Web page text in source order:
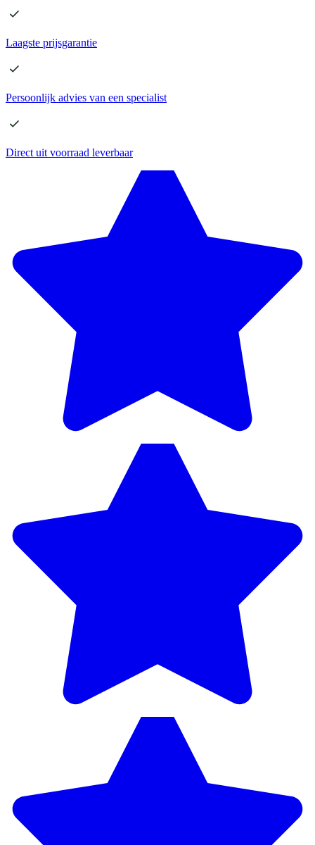
Laagste prijsgarantie
Persoonlijk advies van een specialist
Direct uit voorraad leverbaar